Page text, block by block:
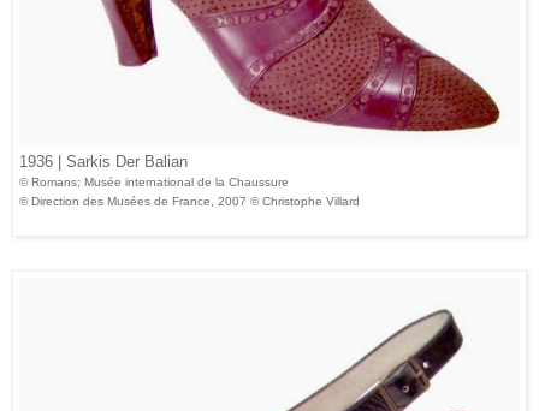
1936 | Sarkis Der Balian
© Romans; Musée international de la Chaussure
© Direction des Musées de France, 2007 © Christophe Villard